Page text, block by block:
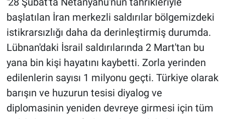
başlatılan İran merkezli saldırılar bölgemizdeki
istikrarsızlığı daha da derinleştirmiş durumda.
Lübnan'daki İsrail saldırılarında 2 Mart'tan bu
yana bin kişi hayatını kaybetti. Zorla yerinden
edilenlerin sayısı 1 milyonu geçti. Türkiye olarak
barışın ve huzurun tesisi diyalog ve
diplomasinin yeniden devreye girmesi için tüm